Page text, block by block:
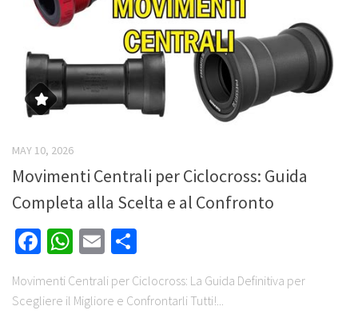
MAY 10, 2026
Movimenti Centrali per Ciclocross: Guida
Completa alla Scelta e al Confronto
Facebook
WhatsApp
Email
Movimenti Centrali per Ciclocross: La Guida Definitiva per
Scegliere il Migliore e Confrontarli Tutti!...